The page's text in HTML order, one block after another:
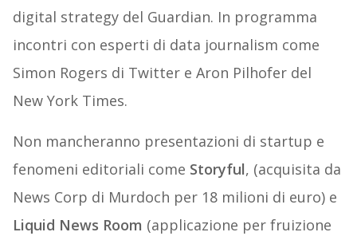
digital strategy del Guardian. In programma
incontri con esperti di data journalism come
Simon Rogers di Twitter e Aron Pilhofer del
New York Times.
Non mancheranno presentazioni di startup e
fenomeni editoriali come Storyful, (acquisita da
News Corp di Murdoch per 18 milioni di euro) e
Liquid News Room (applicazione per fruizione